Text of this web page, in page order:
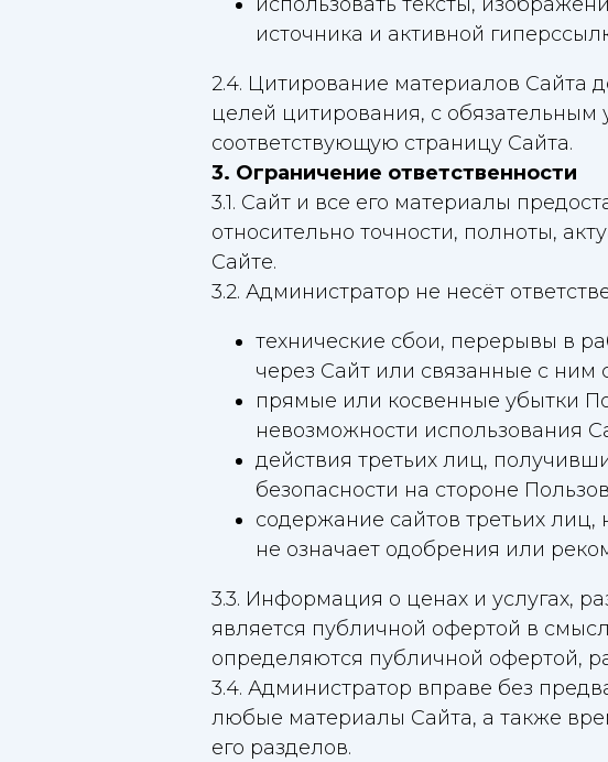
источника и активной
2.4. Цитирование материалов Сайта
целей цитирования, с обязательным
соответствующую страницу Сайта.
3. Ограничение ответственности
3.1. Сайт и все его материалы
относительно точности, полноты,
Сайте.
3.2. Администратор не несёт
технические сбои, перерывы в
через Сайт или связанные с ним
прямые или косвенные убытки
невозможности использования
действия третьих лиц,
безопасности на стороне
содержание сайтов третьих
не означает одобрения или
3.3. Информация о ценах и услугах,
является публичной офертой в
определяются публичной офертой,
3.4. Администратор вправе без
любые материалы Сайта, а также
его разделов.